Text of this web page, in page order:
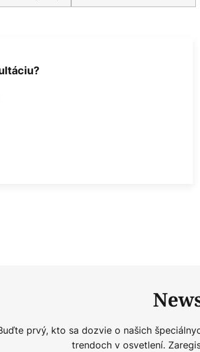
prvý, kto sa dozvie o našich
trendoch v osvetlení.